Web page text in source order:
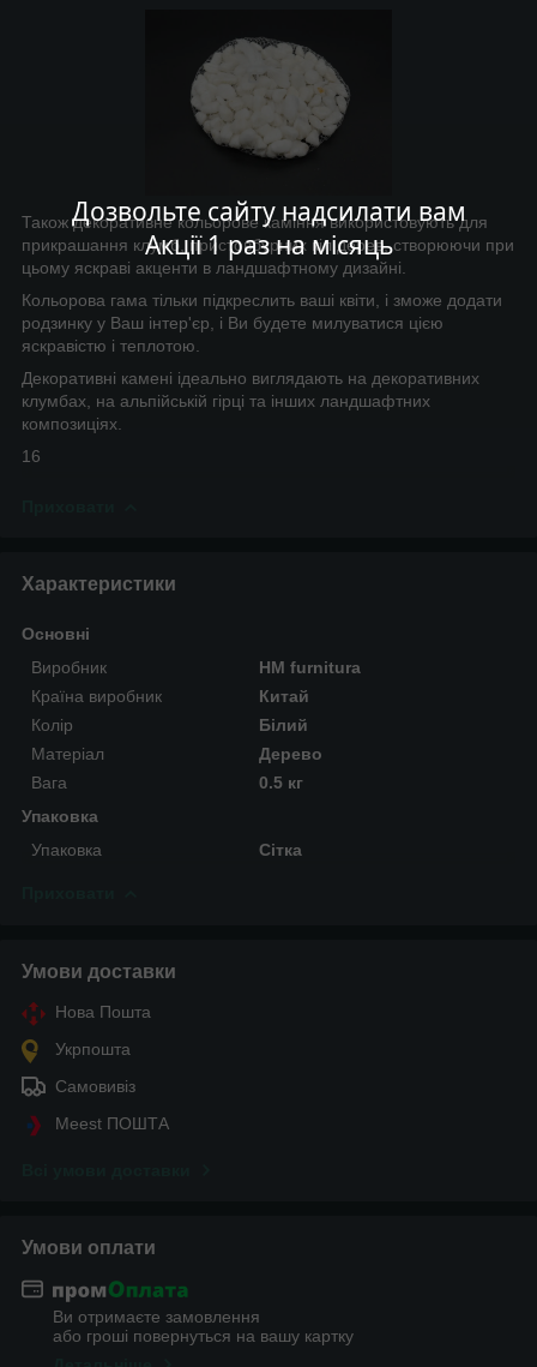
Дозвольте сайту надсилати вам
Акції 1 раз на місяць
Також декоративне кольорове каміння використовують для
прикрашання клумб, пристовбурних кіл дерев, створюючи при
цьому яскраві акценти в ландшафтному дизайні.
Кольорова гама тільки підкреслить ваші квіти, і зможе додати
родзинку у Ваш інтер'єр, і Ви будете милуватися цією
яскравістю і теплотою.
Декоративні камені ідеально виглядають на декоративних
клумбах, на альпійській гірці та інших ландшафтних
композиціях.
16
Характеристики
Основні
Виробник
HM furnitura
Країна виробник
Китай
Колір
Білий
Матеріал
Дерево
Вага
0.5 кг
Упаковка
Упаковка
Сітка
Умови доставки
Нова Пошта
Укрпошта
Самовивіз
Meest ПОШТА
Умови оплати
Ви отримаєте замовлення
або гроші повернуться на вашу картку